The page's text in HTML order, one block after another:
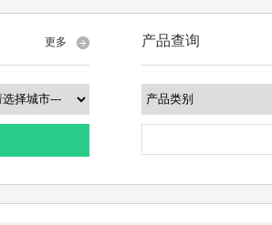
更多 产品查询